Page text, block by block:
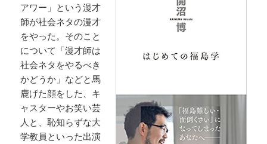
アワー」という漫才
師が社会ネタの漫才
をやった。そのこと
について「漫才師は
社会ネタをやるべき
かどうか」などと馬
鹿げた顔をした、キ
ャスターやお笑い芸
人と、恥知らずな大
学教員といった出演